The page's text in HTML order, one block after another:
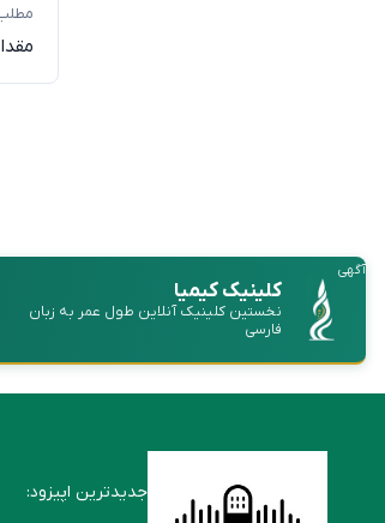
آگهی
کلینیک کیمیا
نخستین کلینیک آنلاین طول عمر به زبان
فارسی
جدیدترین اپیزود: